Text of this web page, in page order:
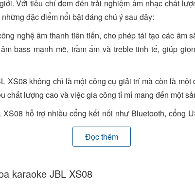
Với tiêu chí đem đến trải nghiệm âm nhạc chất
đặc điểm nổi bật đáng chú ý sau đây:
nghệ âm thanh tiên tiến, cho phép tái tạo các âm
bass mạnh mẽ, trầm ấm và treble tinh tế, giúp
XS08 không chỉ là một công cụ giải trí mà còn là một
chất lượng cao và việc gia công tỉ mỉ mang đến một
hỗ trợ nhiều cổng kết nối như Bluetooth, cổng
cho phép bạn dễ dàng kết nối với các thiết bị di
tạo điều kiện thuận lợi cho các buổi tiệc hát
Đọc thêm
karaoke JBL XS08